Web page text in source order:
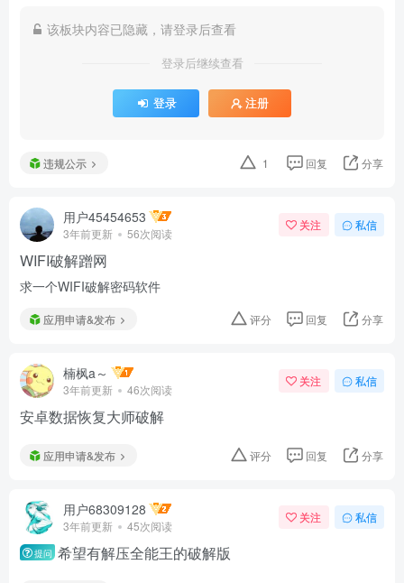
该板块内容已隐藏，请登录后查看
登录后继续查看
登录 注册
违规公示 1 回复 分享
用户45454653
3年前更新 56次阅读
关注 私信
WIFI破解蹭网
求一个WIFI破解密码软件
应用申请&发布 评分 回复 分享
楠枫a～
3年前更新 46次阅读
关注 私信
安卓数据恢复大师破解
应用申请&发布 评分 回复 分享
用户68309128
3年前更新 45次阅读
关注 私信
提问 希望有解压全能王的破解版